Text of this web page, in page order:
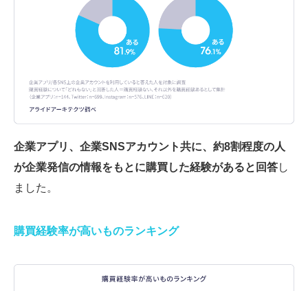
企業アプリ、企業SNSアカウント共に、約8割程度の人
が企業発信の情報をもとに購買した経験があると回答し
ました。
購買経験率が高いものランキング